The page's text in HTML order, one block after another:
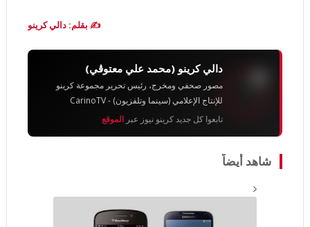
✍️ بقلم: دالي كرينو
دالي كرينو (محمد علي معتوڨي)
مصور صحفي ومخرج، رئيس تحرير مجموعة كرينو
للإنتاج الإعلامي (سينما وتلفزيون) - CarinoTV
تابعوا كل جديد كرينو نيوز عبر الموقع
شاهد أيضاً